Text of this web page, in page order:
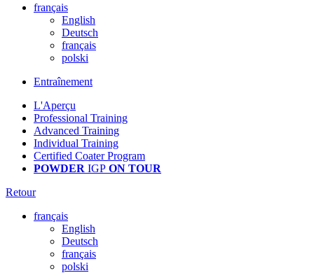
français
English
Deutsch
français
polski
Entraînement
L'Aperçu
Professional Training
Advanced Training
Individual Training
Certified Coater Program
POWDER IGP ON TOUR
Retour
français
English
Deutsch
français
polski